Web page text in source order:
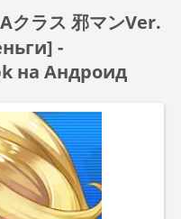
ラス 邪マンVer.
-
на Андроид